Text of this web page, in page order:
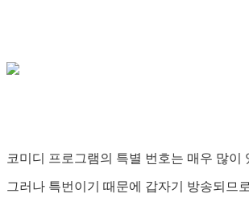
코미디 프로그램의 특별 번호는 매우 많이
그러나 특번이기 때문에 갑자기 방송되므